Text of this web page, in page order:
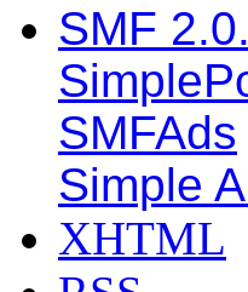
SMF
SMFAds
Simple
XHTML